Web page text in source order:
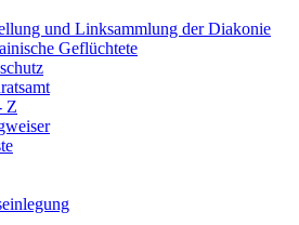
und Linksammlung der Diakonie
Geflüchtete
Z